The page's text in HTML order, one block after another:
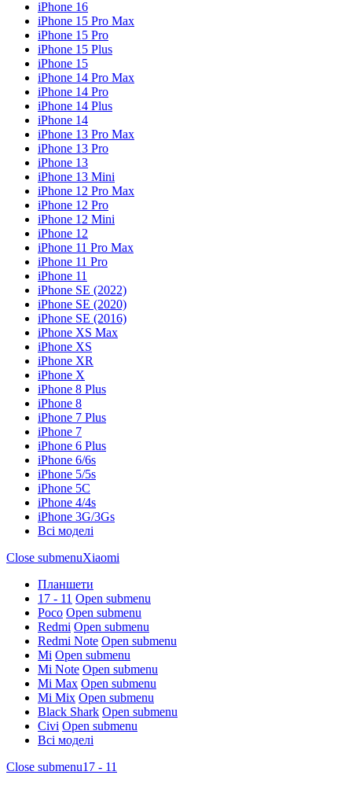
iPhone 16
iPhone 15 Pro Max
iPhone 15 Pro
iPhone 15 Plus
iPhone 15
iPhone 14 Pro Max
iPhone 14 Pro
iPhone 14 Plus
iPhone 14
iPhone 13 Pro Max
iPhone 13 Pro
iPhone 13
iPhone 13 Mini
iPhone 12 Pro Max
iPhone 12 Pro
iPhone 12 Mini
iPhone 12
iPhone 11 Pro Max
iPhone 11 Pro
iPhone 11
iPhone SE (2022)
iPhone SE (2020)
iPhone SE (2016)
iPhone XS Max
iPhone XS
iPhone XR
iPhone X
iPhone 8 Plus
iPhone 8
iPhone 7 Plus
iPhone 7
iPhone 6 Plus
iPhone 6/6s
iPhone 5/5s
iPhone 5C
iPhone 4/4s
iPhone 3G/3Gs
Всі моделі
Close submenuXiaomi
Планшети
17 - 11 Open submenu
Poco Open submenu
Redmi Open submenu
Redmi Note Open submenu
Mi Open submenu
Mi Note Open submenu
Mi Max Open submenu
Mi Mix Open submenu
Black Shark Open submenu
Civi Open submenu
Всі моделі
Close submenu17 - 11